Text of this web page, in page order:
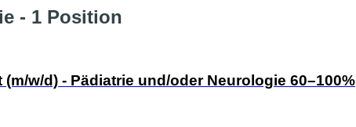
- 1 Position
w/d) - Pädiatrie und/oder Neurologie 60–100%